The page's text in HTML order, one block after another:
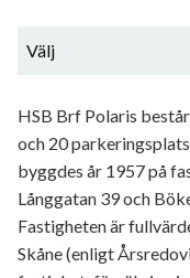
Välj
HSB Brf Polaris
och 20
byggdes år 1957 på
Långgatan 39 och
Fastigheten är
Skåne (enligt